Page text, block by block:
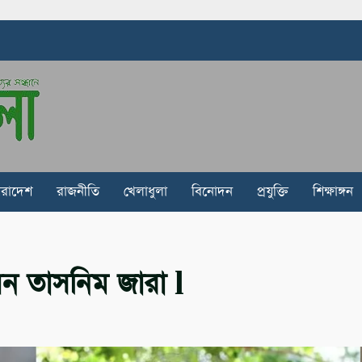
রাজনীতি খেলাধুলা বিনোদন প্রযুক্তি শিক্ষাঙ্গন
তাসনিম জারা l